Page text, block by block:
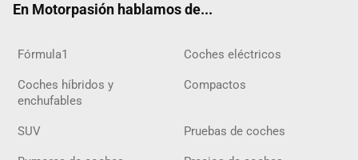
En Motorpasión hablamos de...
Fórmula1 Coches eléctricos
Coches híbridos y
enchufables
Compactos
SUV Pruebas de coches